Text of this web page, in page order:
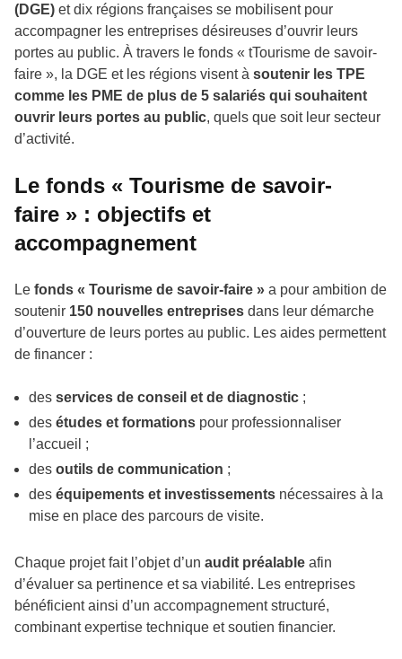
(DGE) et dix régions françaises se mobilisent pour
accompagner les entreprises désireuses d’ouvrir leurs
portes au public. À travers le fonds « tTourisme de savoir-
faire », la DGE et les régions visent à soutenir les TPE
comme les PME de plus de 5 salariés qui souhaitent
ouvrir leurs portes au public, quels que soit leur secteur
d’activité.
Le fonds « Tourisme de savoir-
faire » : objectifs et
accompagnement
Le fonds « Tourisme de savoir-faire » a pour ambition de
soutenir 150 nouvelles entreprises dans leur démarche
d’ouverture de leurs portes au public. Les aides permettent
de financer :
des services de conseil et de diagnostic ;
des études et formations pour professionnaliser
l’accueil ;
des outils de communication ;
des équipements et investissements nécessaires à la
mise en place des parcours de visite.
Chaque projet fait l’objet d’un audit préalable afin
d’évaluer sa pertinence et sa viabilité. Les entreprises
bénéficient ainsi d’un accompagnement structuré,
combinant expertise technique et soutien financier.